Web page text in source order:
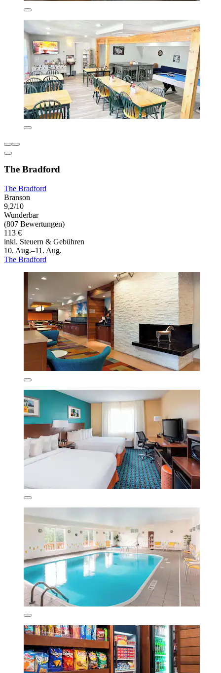
The Bradford
The Bradford
Branson
9,2/10
Wunderbar
(807 Bewertungen)
113 €
inkl. Steuern & Gebühren
10. Aug.–11. Aug.
The Bradford